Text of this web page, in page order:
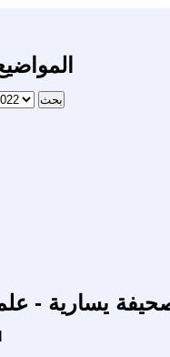
يسارية -